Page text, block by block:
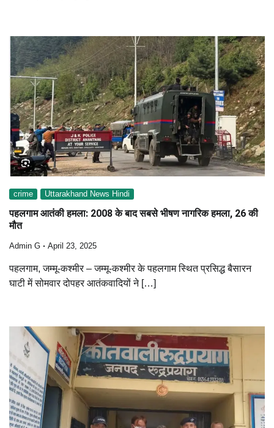
crime Uttarakhand News Hindi
पहलगाम आतंकी हमला: 2008 के बाद सबसे भीषण नागरिक हमला, 26 की
मौत
Admin G April 23, 2025
पहलगाम, जम्मू-कश्मीर – जम्मू-कश्मीर के पहलगाम स्थित प्रसिद्ध बैसारन
घाटी में सोमवार दोपहर आतंकवादियों ने […]